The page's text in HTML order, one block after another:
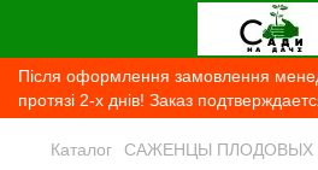
Після оформлення замовлення
протязі 2-х днів! Заказ
Каталог САЖЕНЦЫ ПЛОДОВЫХ